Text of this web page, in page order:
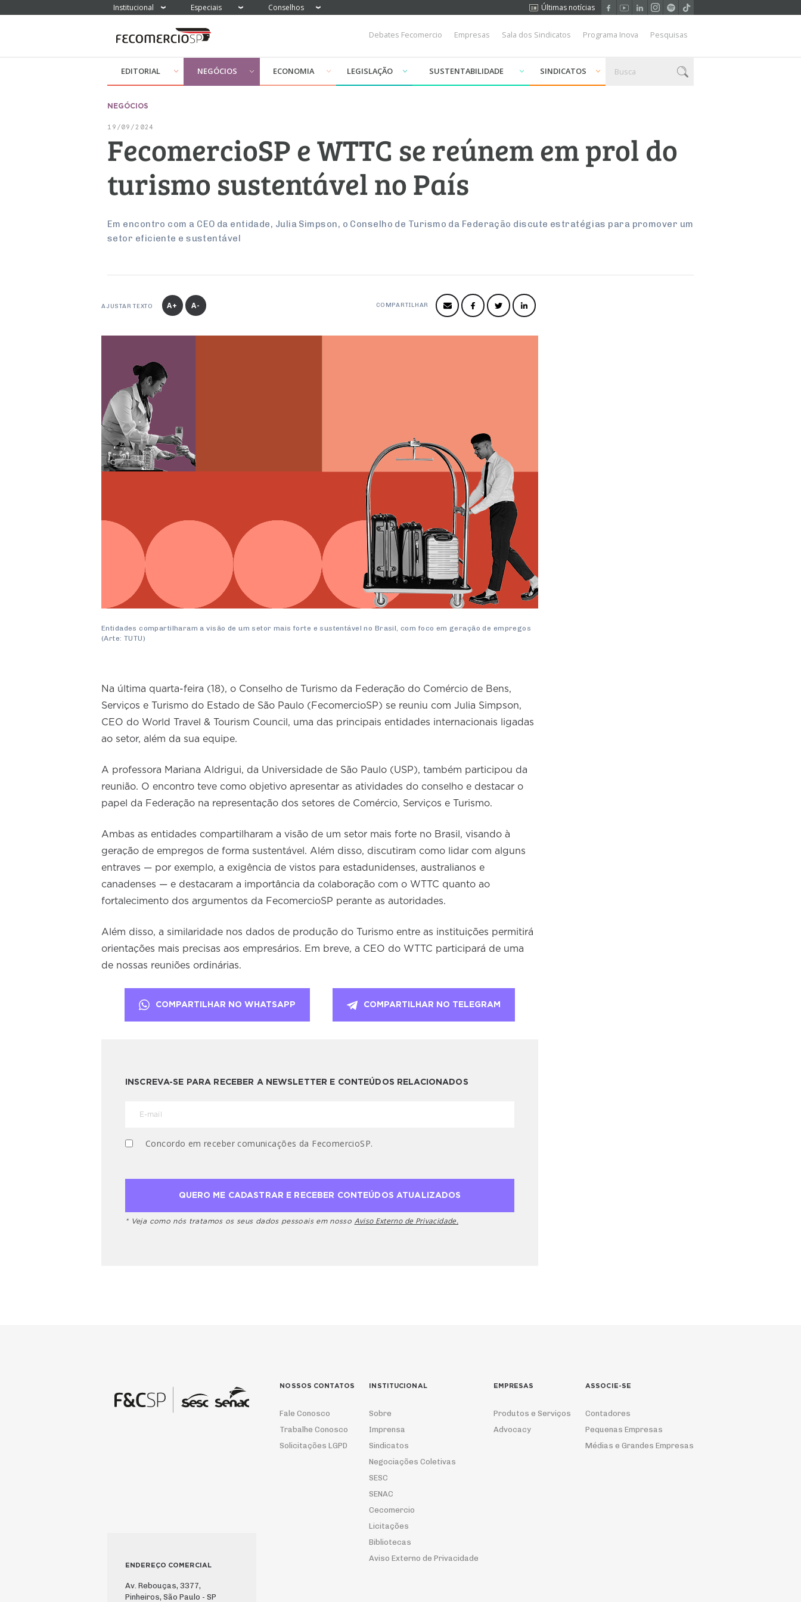
Institucional Especiais Conselhos Últimas notícias
Debates Fecomercio Empresas Sala dos Sindicatos Programa Inova Pesquisas
EDITORIAL NEGÓCIOS ECONOMIA LEGISLAÇÃO SUSTENTABILIDADE SINDICATOS
NEGÓCIOS
19/09/2024
FecomercioSP e WTTC se reúnem em prol do
turismo sustentável no País
Em encontro com a CEO da entidade, Julia Simpson, o Conselho de Turismo da Federação discute estratégias para promover um
setor eficiente e sustentável
AJUSTAR TEXTO A+ A- COMPARTILHAR
Entidades compartilharam a visão de um setor mais forte e sustentável no Brasil, com foco em geração de empregos
(Arte: TUTU)
Na última quarta-feira (18), o Conselho de Turismo da Federação do Comércio de Bens,
Serviços e Turismo do Estado de São Paulo (FecomercioSP) se reuniu com Julia Simpson,
CEO do World Travel & Tourism Council, uma das principais entidades internacionais ligadas
ao setor, além da sua equipe.
A professora Mariana Aldrigui, da Universidade de São Paulo (USP), também participou da
reunião. O encontro teve como objetivo apresentar as atividades do conselho e destacar o
papel da Federação na representação dos setores de Comércio, Serviços e Turismo.
Ambas as entidades compartilharam a visão de um setor mais forte no Brasil, visando à
geração de empregos de forma sustentável. Além disso, discutiram como lidar com alguns
entraves — por exemplo, a exigência de vistos para estadunidenses, australianos e
canadenses — e destacaram a importância da colaboração com o WTTC quanto ao
fortalecimento dos argumentos da FecomercioSP perante as autoridades.
Além disso, a similaridade nos dados de produção do Turismo entre as instituições permitirá
orientações mais precisas aos empresários. Em breve, a CEO do WTTC participará de uma
de nossas reuniões ordinárias.
COMPARTILHAR NO WHATSAPP COMPARTILHAR NO TELEGRAM
INSCREVA-SE PARA RECEBER A NEWSLETTER E CONTEÚDOS RELACIONADOS
Concordo em receber comunicações da FecomercioSP.
* Veja como nós tratamos os seus dados pessoais em nosso Aviso Externo de Privacidade.
NOSSOS CONTATOS
Fale Conosco
Trabalhe Conosco
Solicitações LGPD
INSTITUCIONAL
Sobre
Imprensa
Sindicatos
Negociações Coletivas
SESC
SENAC
Cecomercio
Licitações
Bibliotecas
Aviso Externo de Privacidade
EMPRESAS
Produtos e Serviços
Advocacy
ASSOCIE-SE
Contadores
Pequenas Empresas
Médias e Grandes Empresas
ENDEREÇO COMERCIAL
Av. Rebouças, 3377,
Pinheiros, São Paulo - SP